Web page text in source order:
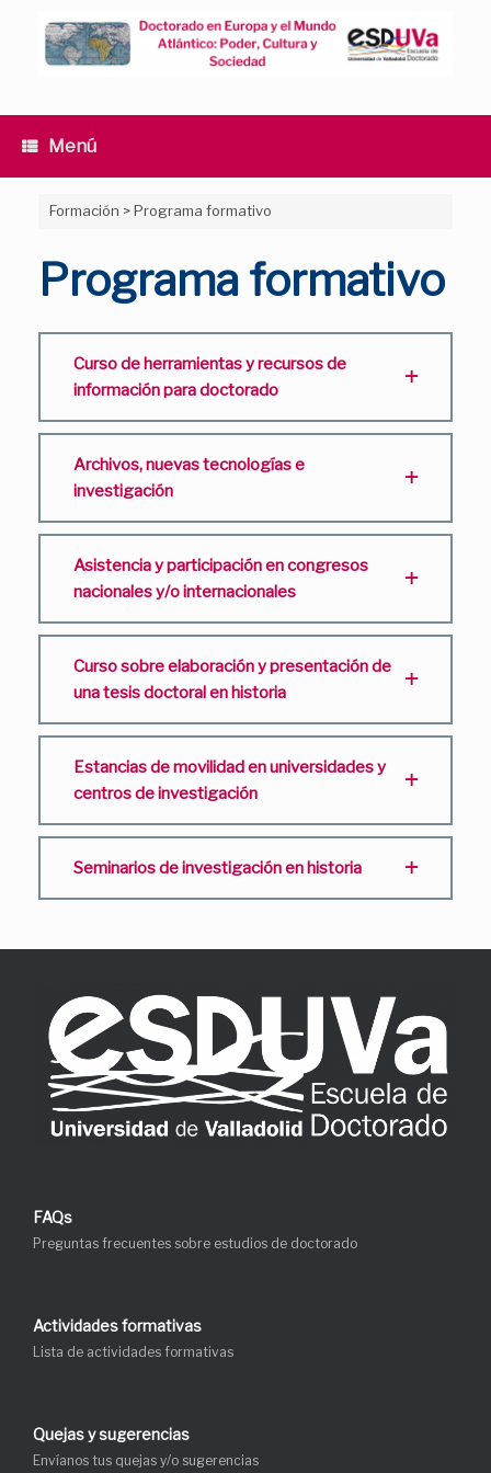
contenido
Menú
Formación >Programa formativo
Programa formativo
Curso de herramientas y recursos de
información para doctorado
Archivos, nuevas tecnologías e
investigación
Asistencia y participación en congresos
nacionales y/o internacionales
Curso sobre elaboración y presentación de
una tesis doctoral en historia
Estancias de movilidad en universidades y
centros de investigación
Seminarios de investigación en historia
FAQs
Preguntas frecuentes sobre estudios de doctorado
Actividades formativas
Lista de actividades formativas
Quejas y sugerencias
Envíanos tus quejas y/o sugerencias